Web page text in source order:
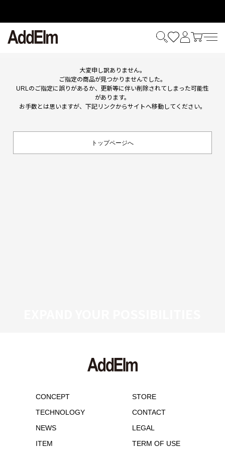
HOME ITEM
大変申し訳ありません。
ご指定の商品が見つかりませんでした。
URLのご指定に誤りがあるか、更新等に伴い削除されてしまった可能性
があります。
お手数とは思いますが、下記リンクからサイトへ移動してください。
トップページへ
CONCEPT
TECHNOLOGY
NEWS
ITEM
STORE
CONTACT
LEGAL
TERM OF USE